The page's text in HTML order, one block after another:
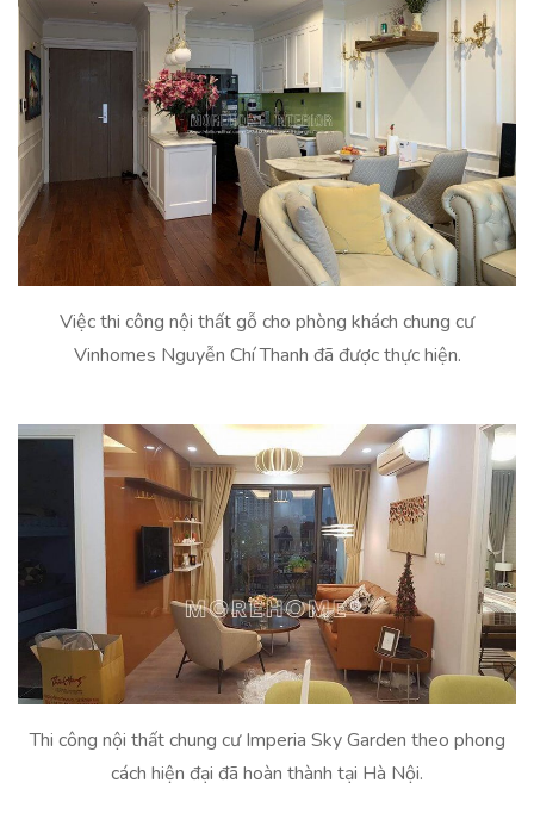
Việc thi công nội thất gỗ cho phòng khách chung cư
Vinhomes Nguyễn Chí Thanh đã được thực hiện.
Thi công nội thất chung cư Imperia Sky Garden theo phong
cách hiện đại đã hoàn thành tại Hà Nội.